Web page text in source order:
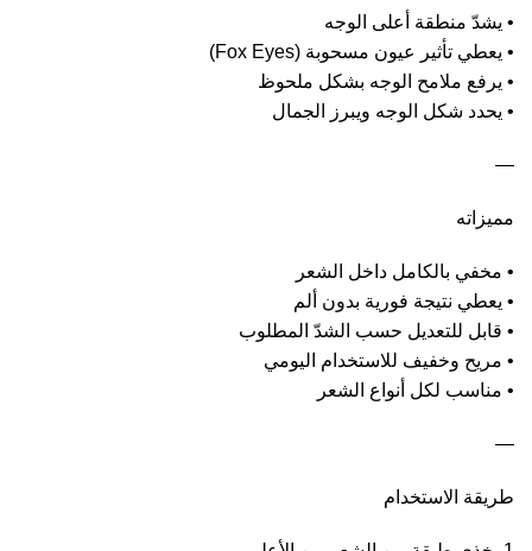
• يشدّ منطقة أعلى الوجه
• يعطي تأثير عيون مسحوبة (Fox Eyes)
• يرفع ملامح الوجه بشكل ملحوظ
• يحدد شكل الوجه ويبرز الجمال
—
مميزاته
• مخفي بالكامل داخل الشعر
• يعطي نتيجة فورية بدون ألم
• قابل للتعديل حسب الشدّ المطلوب
• مريح وخفيف للاستخدام اليومي
• مناسب لكل أنواع الشعر
—
طريقة الاستخدام